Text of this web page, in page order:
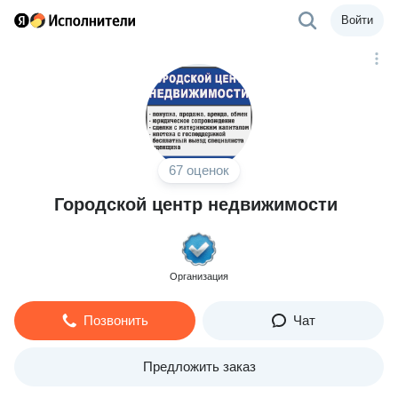
Войти
67 оценок
Городской центр недвижимости
Организация
Позвонить Чат
Предложить заказ